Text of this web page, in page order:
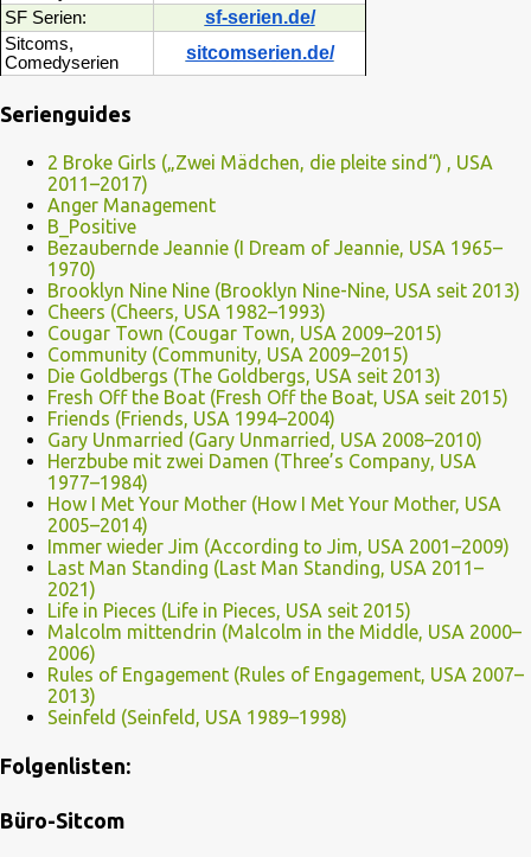
SF Serien: sf-serien.de/
Sitcoms,
Comedyserien
sitcomserien.de/
Serienguides
2 Broke Girls („Zwei Mädchen, die pleite sind“) , USA
2011–2017)
Anger Management
B_Positive
Bezaubernde Jeannie (I Dream of Jeannie, USA 1965–
1970)
Brooklyn Nine Nine (Brooklyn Nine-Nine, USA seit 2013)
Cheers (Cheers, USA 1982–1993)
Cougar Town (Cougar Town, USA 2009–2015)
Community (Community, USA 2009–2015)
Die Goldbergs (The Goldbergs, USA seit 2013)
Fresh Off the Boat (Fresh Off the Boat, USA seit 2015)
Friends (Friends, USA 1994–2004)
Gary Unmarried (Gary Unmarried, USA 2008–2010)
Herzbube mit zwei Damen (Three’s Company, USA
1977–1984)
How I Met Your Mother (How I Met Your Mother, USA
2005–2014)
Immer wieder Jim (According to Jim, USA 2001–2009)
Last Man Standing (Last Man Standing, USA 2011–
2021)
Life in Pieces (Life in Pieces, USA seit 2015)
Malcolm mittendrin (Malcolm in the Middle, USA 2000–
2006)
Rules of Engagement (Rules of Engagement, USA 2007–
2013)
Seinfeld (Seinfeld, USA 1989–1998)
Folgenlisten:
Büro-Sitcom